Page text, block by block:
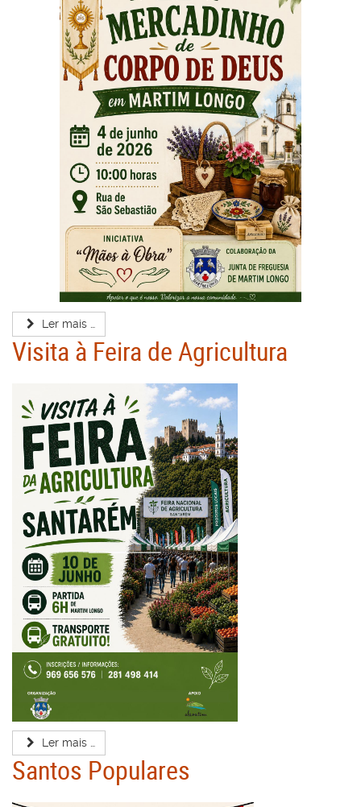
Ler mais …
Visita à Feira de Agricultura
Ler mais …
Santos Populares